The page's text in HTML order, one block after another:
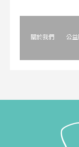
關於我們 公